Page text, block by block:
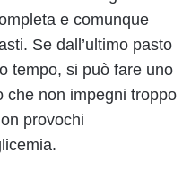
e comunque
Se dall’ultimo pasto
tempo, si può fare uno
che non impegni troppo
provochi